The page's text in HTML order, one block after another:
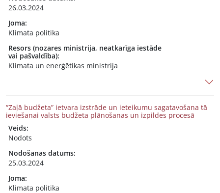
26.03.2024
Joma:
Klimata politika
Resors (nozares ministrija, neatkarīga iestāde
vai pašvaldība):
Klimata un enerģētikas ministrija
“Zaļā budžeta” ietvara izstrāde un ieteikumu sagatavošana tā
ieviešanai valsts budžeta plānošanas un izpildes procesā
Veids:
Nodots
Nodošanas datums:
25.03.2024
Joma:
Klimata politika